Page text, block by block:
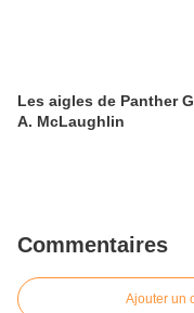
Les aigles de Panther
A. McLaughlin
Commentaires
Ajouter un